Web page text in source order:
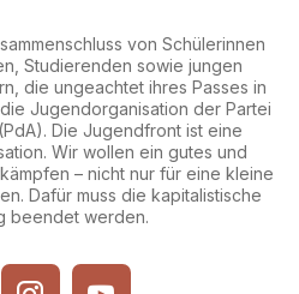
von Schülerinnen
Studierenden sowie jungen
die ungeachtet ihres Passes in
Jugendorganisation der Partei
Die Jugendfront ist eine
Wir wollen ein gutes und
– nicht nur für eine kleine
Dafür muss die kapitalistische
beendet werden.